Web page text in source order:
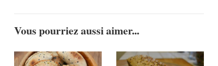
Vous pourriez aussi aimer...